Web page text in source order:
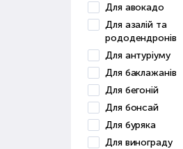
Для авокадо
Для азалій та
рододендронів
Для антуріуму
Для баклажанів
Для бегоній
Для бонсай
Для буряка
Для винограду